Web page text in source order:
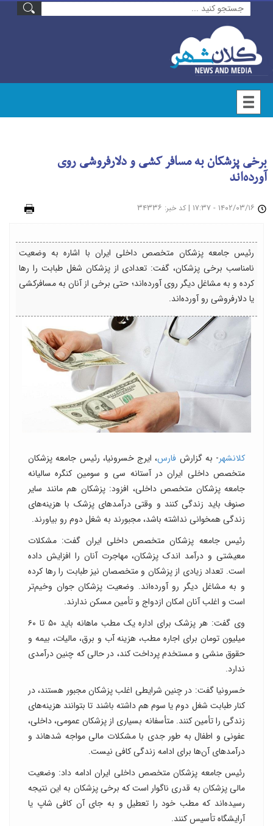
برخی پزشکان به مسافر کشی و دلارفروشی روی
آورده‌اند
| کد خبر: ۳۴۳۳۶
رئیس جامعه پزشکان متخصص داخلی ایران با اشاره به وضعیت
نامناسب برخی پزشکان، گفت: تعدادی از پزشکان شغل طبابت را رها
کرده و به مشاغل دیگر روی آورده‌اند؛ حتی برخی از آنان به مسافرکشی
یا دلارفروشی رو آورده‌اند.
کلانشهر- به گزارش فارس، ایرج خسرونیا، رئیس جامعه پزشکان
متخصص داخلی ایران در آستانه سی و سومین کنگره سالیانه
جامعه پزشکان متخصص داخلی، افزود: پزشکان هم مانند سایر
صنوف باید زندگی کنند و وقتی درآمد‌های پزشک با هزینه‌های
زندگی همخوانی نداشته باشد، مجبورند به شغل دوم رو بیاورند.
رئیس جامعه پزشکان متخصص داخلی ایران گفت: مشکلات
معیشتی و درآمد اندک پزشکان، مهاجرت آنان را افزایش داده
است. تعداد زیادی از پزشکان و متخصصان نیز طبابت را ر‌ها کرده
و به مشاغل دیگر رو آورده‌اند. وضعیت پزشکان جوان وخیم‌تر
است و اغلب آنان امکان ازدواج و تأمین مسکن ندارند.
وی گفت: هر پزشک برای اداره یک مطب ماهانه باید ۵۰ تا ۶۰
میلیون تومان برای اجاره مطب، هزینه آب و برق، مالیات، بیمه و
حقوق منشی و مستخدم پرداخت کند، در حالی که چنین درآمدی
ندارد.
خسرونیا گفت: در چنین شرایطی اغلب پزشکان مجبور هستند، در
کنار طبابت شغل دوم یا سوم هم داشته باشند تا بتوانند هزینه‌های
زندگی را تأمین کنند. متأسفانه بسیاری از پزشکان عمومی، داخلی،
عفونی و اطفال به طور جدی با مشکلات مالی مواجه شده‏اند و
درآمد‌های آن‌ها برای ادامه زندگی کافی نیست.
رئیس جامعه پزشکان متخصص داخلی ایران ادامه داد: وضعیت
مالی پزشکان به قدری ناگوار است که برخی پزشکان به این نتیجه
رسیده‌اند که مطب خود را تعطیل و به جای آن کافی شاپ یا
آرایشگاه تأسیس کنند.